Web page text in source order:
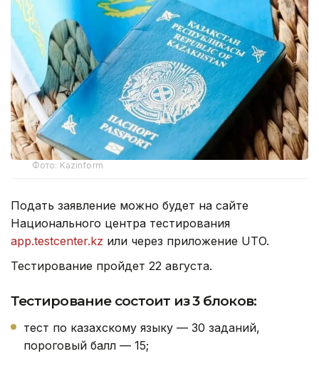
Фото: Kazinform
Подать заявление можно будет на сайте
Национального центра тестирования
app.testcenter.kz или через приложение UTO.
Тестирование пройдет 22 августа.
Тестирование состоит из 3 блоков:
тест по казахскому языку — 30 заданий,
пороговый балл — 15;